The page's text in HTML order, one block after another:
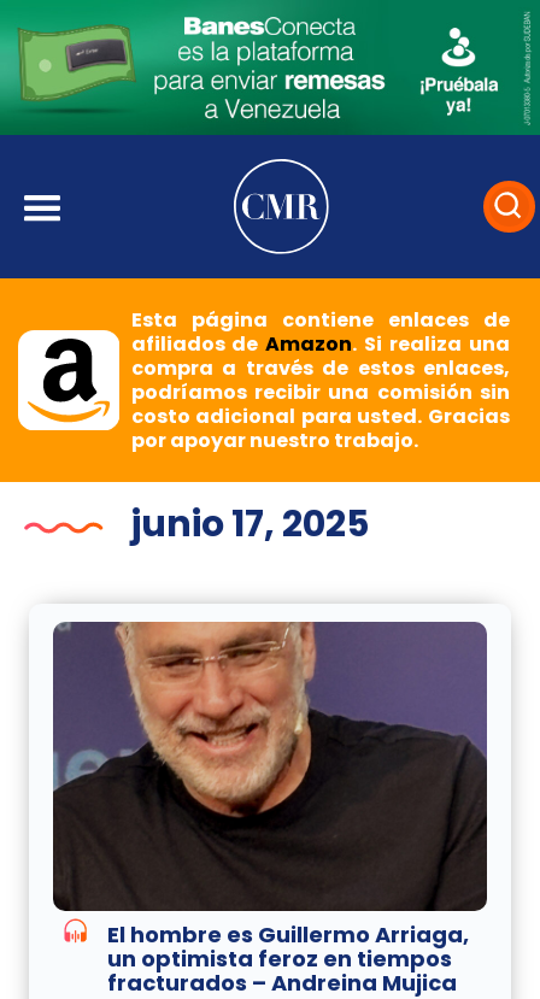
Esta página contiene enlaces de
afiliados deAmazon. Si realiza una
compra a través de estos enlaces,
podríamos recibir una comisión sin
costo adicional para usted. Gracias
por apoyar nuestro trabajo.
junio 17, 2025
El hombre es Guillermo Arriaga,
un optimista feroz en tiempos
fracturados – Andreina Mujica